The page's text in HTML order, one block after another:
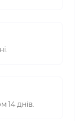
14 днів.